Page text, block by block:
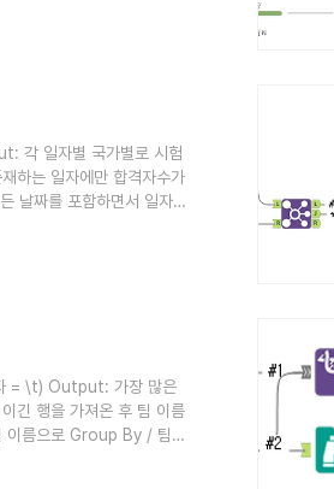
일자별 국가별로 시험
하는 일자에만 합격자수가
날짜를 포함하면서 일자별
이터 & 원본 데이터 Left
= \t) Output: 가장 많은
긴 행을 가져온 후 팀 이름
이름으로 Group By / 팀